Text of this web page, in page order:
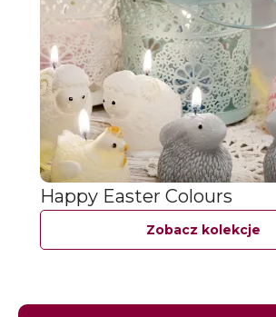
Happy Easter Colours
Zobacz kolekcje